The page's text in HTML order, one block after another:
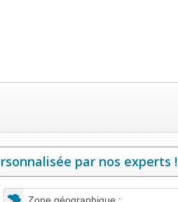
par nos experts !